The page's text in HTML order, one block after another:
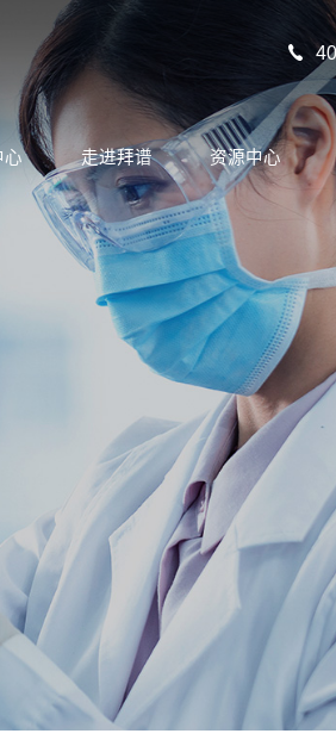
心 走进拜谱 资源中心